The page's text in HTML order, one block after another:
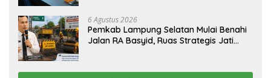
6 Agustus 2026
Pemkab Lampung Selatan Mulai Benahi
Jalan RA Basyid, Ruas Strategis Jati